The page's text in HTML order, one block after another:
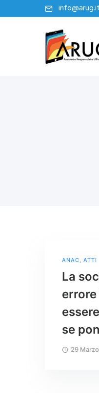
info@arug.it
ANAC, ATTI
La
se
29